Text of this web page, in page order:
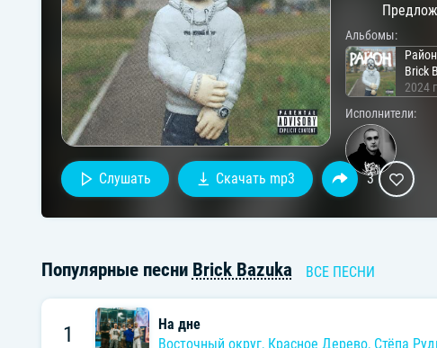
Альбомы:
Район
Brick
2024
Исполнители:
Слушать Скачать mp3 3
Популярные песни Brick Bazuka ВСЕ ПЕСНИ
1
На дне
Восточный округ, Красное Дерево, Стёпа